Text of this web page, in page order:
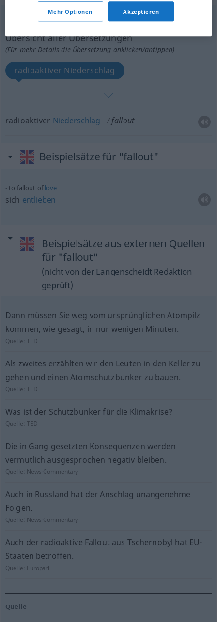
[ˈfɔːlaʊt]s
Übersicht aller Übersetzungen
(Für mehr Details die Übersetzung anklicken/antippen)
radioaktiver Niederschlag
radioaktiver Niederschlag fallout
Beispielsätze für "fallout"
to fallout oflove
sich entlieben
Beispielsätze aus externen Quellen
für "fallout"
(nicht von der Langenscheidt Redaktion
geprüft)
Dann müssen Sie weg vom ursprünglichen Atompilz
kommen, wie gesagt, in nur wenigen Minuten.
Quelle:TED
Als zweites erzählten wir den Leuten in den Keller zu
gehen und einen Atomschutzbunker zu bauen.
Quelle:TED
Was ist der Schutzbunker für die Klimakrise?
Quelle:TED
Die in Gang gesetzten Konsequenzen werden
vermutlich ausgesprochen negativ bleiben.
Quelle: News-Commentary
Auch in Russland hat der Anschlag unangenehme
Folgen.
Quelle: News-Commentary
Auch der radioaktive Fallout aus Tschernobyl hat EU-
Staaten betroffen.
Quelle: Europarl
Quelle
Mehr Optionen Akzeptieren